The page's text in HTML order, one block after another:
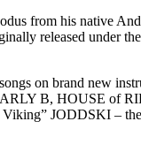
from his native
released under
on brand new
B, HOUSE
JODDSKI –